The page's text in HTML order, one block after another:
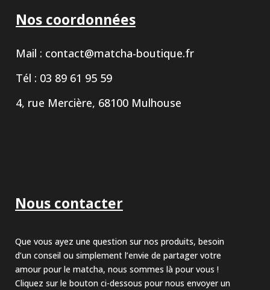
Nos coordonnées
Mail : contact@matcha-boutique.fr
Tél : 03 89 61 95 59
4, rue Mercière, 68100 Mulhouse
Nous contacter
Que vous ayez une question sur nos produits, besoin
d’un conseil ou simplement l’envie de partager votre
amour pour le matcha, nous sommes là pour vous !
Cliquez sur le bouton ci-dessous pour nous envoyer un